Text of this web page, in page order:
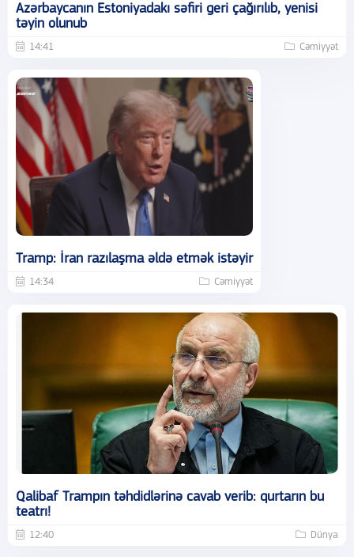
Azərbaycanın Estoniyadakı səfiri geri çağırılıb, yenisi
təyin olunub
14:41 Cəmiyyət
Tramp: İran razılaşma əldə etmək istəyir
14:34 Cəmiyyət
Qalibaf Trampın təhdidlərinə cavab verib: qurtarın bu
teatrı!
12:40 Dünya